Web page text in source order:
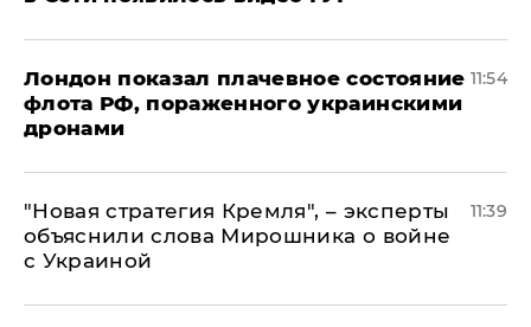
Лондон показал плачевное состояние
флота РФ, пораженного украинскими
дронами
11:54
"Новая стратегия Кремля", – эксперты
объяснили слова Мирошника о войне
с Украиной
11:39